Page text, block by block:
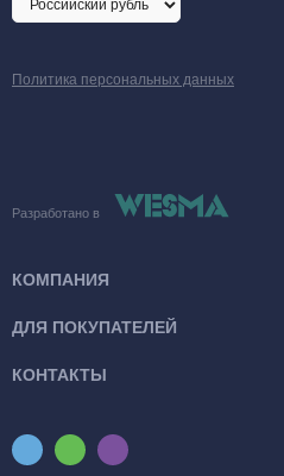
Политика персональных данных
Разработано в
КОМПАНИЯ
ДЛЯ ПОКУПАТЕЛЕЙ
КОНТАКТЫ